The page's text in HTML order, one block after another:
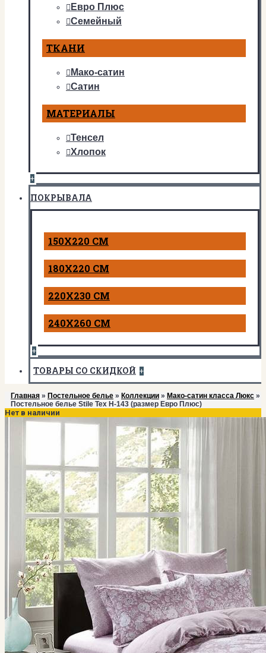
Евро Плюс
Семейный
ТКАНИ
Мако-сатин
Сатин
МАТЕРИАЛЫ
Тенсел
Хлопок
+
ПОКРЫВАЛА
150Х220 СМ
180Х220 СМ
220Х230 СМ
240Х260 СМ
+
ТОВАРЫ СО СКИДКОЙ +
Главная » Постельное белье » Коллекции » Мако-сатин класса Люкс »
Постельное белье Stile Tex H-143 (размер Евро Плюс)
Нет в наличии